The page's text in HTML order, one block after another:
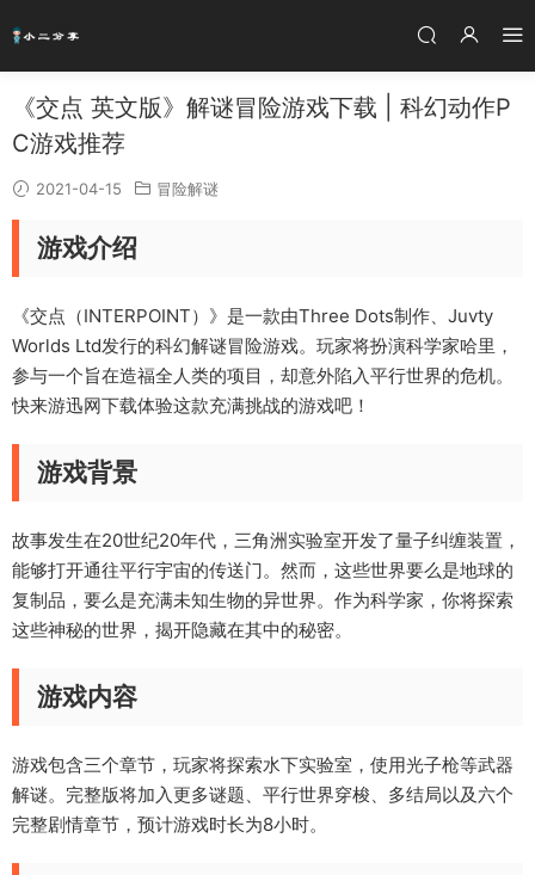
《交点 英文版》解谜冒险游戏下载 | 科幻动作P
C游戏推荐
2021-04-15 冒险解谜
游戏介绍
《交点（INTERPOINT）》是一款由Three Dots制作、Juvty
Worlds Ltd发行的科幻解谜冒险游戏。玩家将扮演科学家哈里，
参与一个旨在造福全人类的项目，却意外陷入平行世界的危机。
快来游迅网下载体验这款充满挑战的游戏吧！
游戏背景
故事发生在20世纪20年代，三角洲实验室开发了量子纠缠装置，
能够打开通往平行宇宙的传送门。然而，这些世界要么是地球的
复制品，要么是充满未知生物的异世界。作为科学家，你将探索
这些神秘的世界，揭开隐藏在其中的秘密。
游戏内容
游戏包含三个章节，玩家将探索水下实验室，使用光子枪等武器
解谜。完整版将加入更多谜题、平行世界穿梭、多结局以及六个
完整剧情章节，预计游戏时长为8小时。